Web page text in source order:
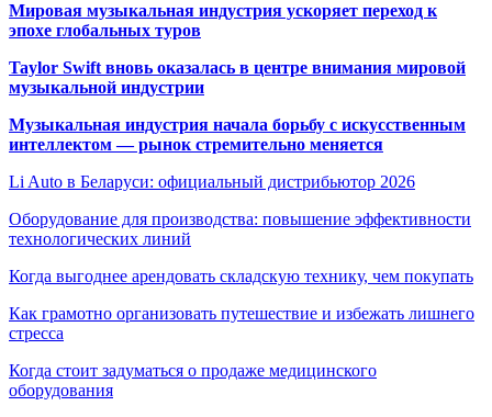
Мировая музыкальная индустрия ускоряет переход к
эпохе глобальных туров
Taylor Swift вновь оказалась в центре внимания мировой
музыкальной индустрии
Музыкальная индустрия начала борьбу с искусственным
интеллектом — рынок стремительно меняется
Li Auto в Беларуси: официальный дистрибьютор 2026
Оборудование для производства: повышение эффективности
технологических линий
Когда выгоднее арендовать складскую технику, чем покупать
Как грамотно организовать путешествие и избежать лишнего
стресса
Когда стоит задуматься о продаже медицинского
оборудования